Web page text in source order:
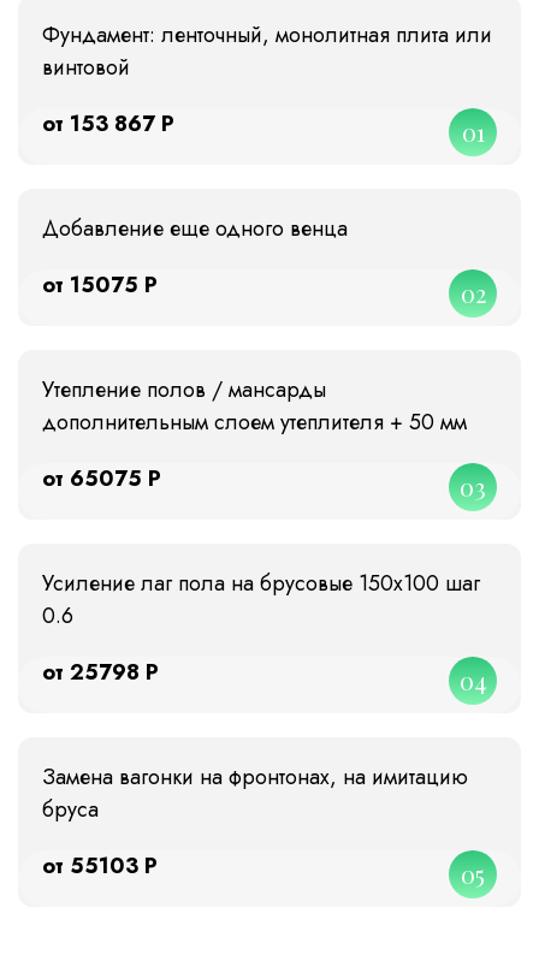
Фундамент: ленточный, монолитная плита или
винтовой
от 153 867 Р
01
Добавление еще одного венца
от 15075 Р
02
Утепление полов / мансарды
дополнительным слоем утеплителя + 50 мм
от 65075 Р
03
Усиление лаг пола на брусовые 150х100 шаг
0.6
от 25798 Р
04
Замена вагонки на фронтонах, на имитацию
бруса
от 55103 Р
05